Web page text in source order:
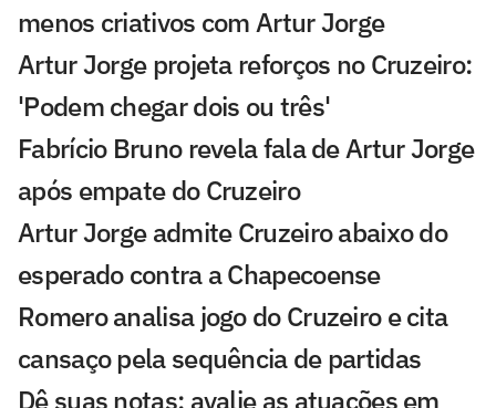
menos criativos com Artur Jorge
Artur Jorge projeta reforços no Cruzeiro:
'Podem chegar dois ou três'
Fabrício Bruno revela fala de Artur Jorge
após empate do Cruzeiro
Artur Jorge admite Cruzeiro abaixo do
esperado contra a Chapecoense
Romero analisa jogo do Cruzeiro e cita
cansaço pela sequência de partidas
Dê suas notas: avalie as atuações em